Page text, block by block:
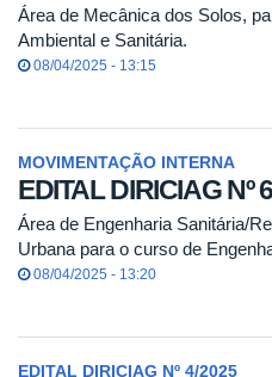
Área de Mecânica dos Solos,
Ambiental e Sanitária.
08/04/2025 - 13:15
MOVIMENTAÇÃO INTERNA
EDITAL DIRICIAG Nº
Área de Engenharia Sanitária/
Urbana para o curso de
08/04/2025 - 13:20
EDITAL DIRICIAG Nº 4/2025